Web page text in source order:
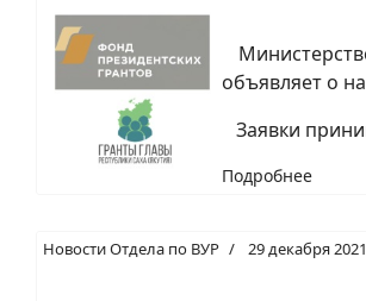
объявляет о
Заявки
Подробнее
Новости Отдела по ВУР 29 декабря 2021